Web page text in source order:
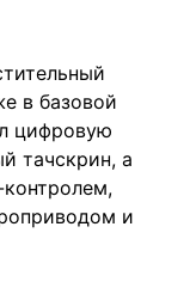
в базовой
цифровую
тачскрин, а
и